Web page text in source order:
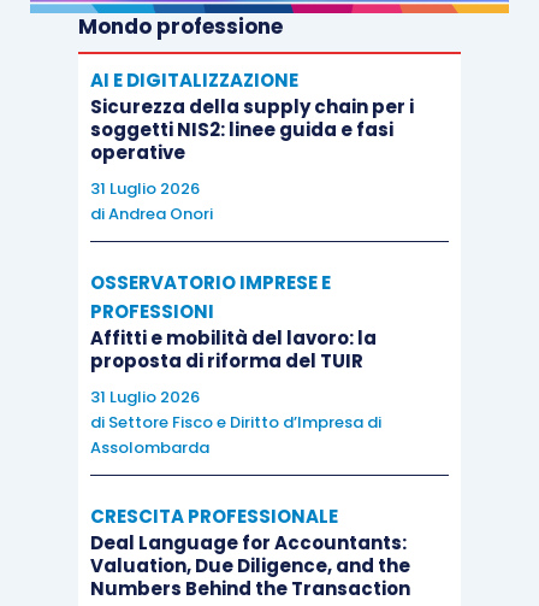
Mondo professione
AI E DIGITALIZZAZIONE
Sicurezza della supply chain per i
soggetti NIS2: linee guida e fasi
operative
31 Luglio 2026
diAndrea Onori
OSSERVATORIO IMPRESE E
PROFESSIONI
Affitti e mobilità del lavoro: la
proposta di riforma del TUIR
31 Luglio 2026
di Settore Fisco e Diritto d’Impresa di
Assolombarda
CRESCITA PROFESSIONALE
Deal Language for Accountants:
Valuation, Due Diligence, and the
Numbers Behind the Transaction